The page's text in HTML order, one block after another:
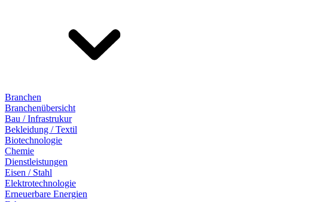
Branchen
Branchenübersicht
Bau / Infrastrukur
Bekleidung / Textil
Biotechnologie
Chemie
Dienstleistungen
Eisen / Stahl
Elektrotechnologie
Erneuerbare Energien